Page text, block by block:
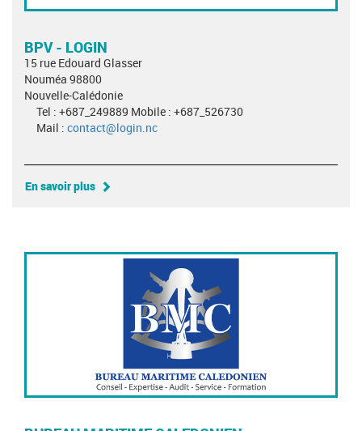
BPV - LOGIN
15 rue Edouard Glasser
Nouméa 98800
Nouvelle-Calédonie
Tel : +687_249889 Mobile : +687_526730
Mail : contact@login.nc
En savoir plus